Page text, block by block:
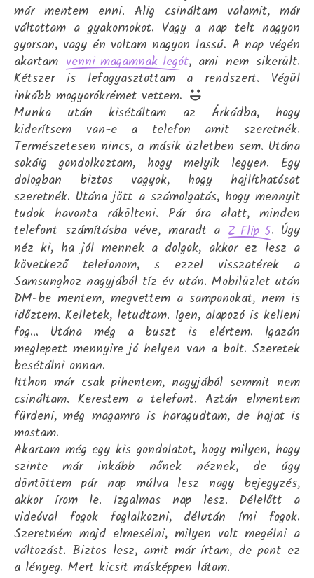
már mentem enni. Alig csináltam valamit, már
váltottam a gyakornokot. Vagy a nap telt nagyon
gyorsan, vagy én voltam nagyon lassú. A nap végén
akartam venni magamnak legót, ami nem sikerült.
Kétszer is lefagyasztottam a rendszert. Végül
inkább mogyorókrémet vettem.
Munka után kisétáltam az Árkádba, hogy
kiderítsem van-e a telefon amit szeretnék.
Természetesen nincs, a másik üzletben sem. Utána
sokáig gondolkoztam, hogy melyik legyen. Egy
dologban biztos vagyok, hogy hajlíthatósat
szeretnék. Utána jött a számolgatás, hogy mennyit
tudok havonta rákölteni. Pár óra alatt, minden
telefont számításba véve, maradt a Z Flip 5. Úgy
néz ki, ha jól mennek a dolgok, akkor ez lesz a
következő telefonom, s ezzel visszatérek a
Samsunghoz nagyjából tíz év után. Mobilüzlet után
DM-be mentem, megvettem a samponokat, nem is
időztem. Kelletek, letudtam. Igen, alapozó is kelleni
fog… Utána még a buszt is elértem. Igazán
meglepett mennyire jó helyen van a bolt. Szeretek
besétálni onnan.
Itthon már csak pihentem, nagyjából semmit nem
csináltam. Kerestem a telefont. Aztán elmentem
fürdeni, még magamra is haragudtam, de hajat is
mostam.
Akartam még egy kis gondolatot, hogy milyen, hogy
szinte már inkább nőnek néznek, de úgy
döntöttem pár nap múlva lesz nagy bejegyzés,
akkor írom le. Izgalmas nap lesz. Délelőtt a
videóval fogok foglalkozni, délután írni fogok.
Szeretném majd elmesélni, milyen volt megélni a
változást. Biztos lesz, amit már írtam, de pont ez
a lényeg. Mert kicsit másképpen látom.